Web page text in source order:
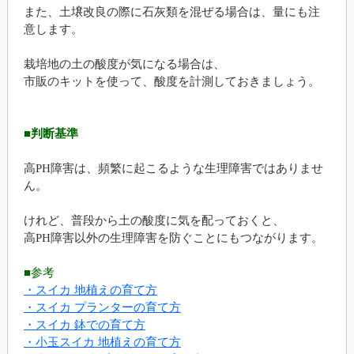
また、土壌改良の際に石灰類を混ぜる場合は、量にも注
意します。
栽培地の土の酸度が気になる場合は、
市販のキットを使って、酸度を計測しておきましょう。
■判断基準
高PH障害は、頻繁に起こるような生理障害ではありませ
ん。
けれど、普段から土の酸度に気を配っておくと、
高PH障害以外の生理障害を防ぐことにもつながります。
■参考
・スイカ 地植えの育て方
・スイカ プランターの育て方
・スイカ 鉢での育て方
・小玉スイカ 地植えの育て方